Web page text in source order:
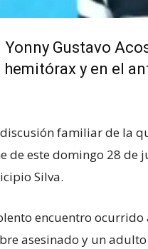
Yonny Gustavo
hemitórax y en el
familiar de la
de este domingo 28 de
Silva.
encuentro
asesinado y un